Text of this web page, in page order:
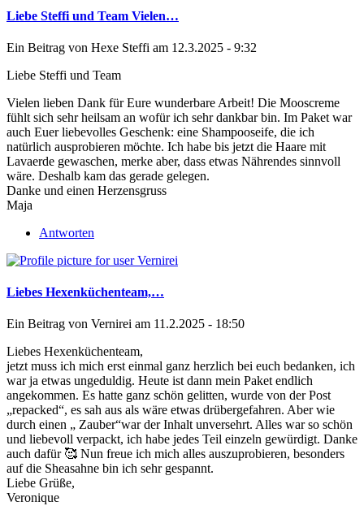
Liebe Steffi und Team Vielen…
Ein Beitrag von Hexe Steffi am 12.3.2025 - 9:32
Liebe Steffi und Team
Vielen lieben Dank für Eure wunderbare Arbeit! Die Mooscreme
fühlt sich sehr heilsam an wofür ich sehr dankbar bin. Im Paket war
auch Euer liebevolles Geschenk: eine Shampooseife, die ich
natürlich ausprobieren möchte. Ich habe bis jetzt die Haare mit
Lavaerde gewaschen, merke aber, dass etwas Nährendes sinnvoll
wäre. Deshalb kam das gerade gelegen.
Danke und einen Herzensgruss
Maja
Antworten
Liebes Hexenküchenteam,…
Ein Beitrag von Vernirei am 11.2.2025 - 18:50
Liebes Hexenküchenteam,
jetzt muss ich mich erst einmal ganz herzlich bei euch bedanken, ich
war ja etwas ungeduldig. Heute ist dann mein Paket endlich
angekommen. Es hatte ganz schön gelitten, wurde von der Post
„repacked“, es sah aus als wäre etwas drübergefahren. Aber wie
durch einen „ Zauber“war der Inhalt unversehrt. Alles war so schön
und liebevoll verpackt, ich habe jedes Teil einzeln gewürdigt. Danke
auch dafür 🥰 Nun freue ich mich alles auszuprobieren, besonders
auf die Sheasahne bin ich sehr gespannt.
Liebe Grüße,
Veronique